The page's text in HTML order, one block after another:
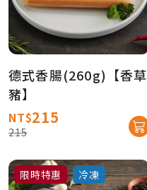
德式香腸(260g)【香草
豬】
NT$215
215
限時特惠 冷凍